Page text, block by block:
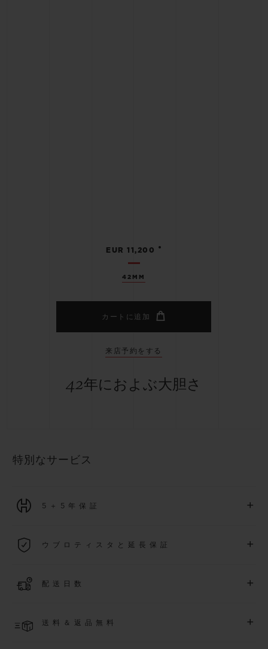
42MM
EUR 11,200 •
カートに追加
来店予約をする
42年におよぶ大胆さ
特別なサービス
5＋5年保証 +
際保証が適用されます。
ウブロティスタと延長保証 +
月1 日以降に購入された時計を対象に、保証を
詳細を表示する
配送日数 +
より異なる場合がございます
送料＆返品無料 +